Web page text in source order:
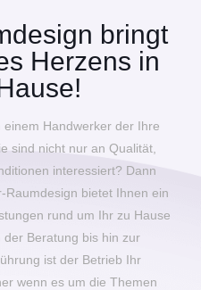
bringt
Herzens in
Handwerker der Ihre
sind nicht nur an Qualität,
interessiert? Dann
Raumdesign bietet Ihnen ein
rund um Ihr zu Hause
Beratung bis hin zur
ist der Betrieb Ihr
wenn es um die Themen